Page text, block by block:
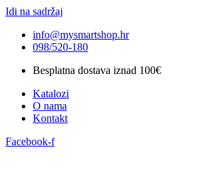
Idi na sadržaj
info@mysmartshop.hr
098/520-180
Besplatna dostava iznad 100€
Katalozi
O nama
Kontakt
Facebook-f